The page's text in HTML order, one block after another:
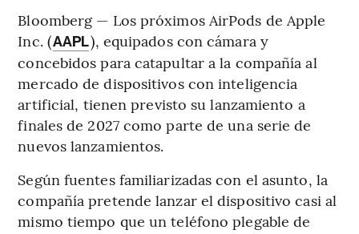
Bloomberg — Los próximos AirPods de Apple
Inc. (AAPL), equipados con cámara y
concebidos para catapultar a la compañía al
mercado de dispositivos con inteligencia
artificial, tienen previsto su lanzamiento a
finales de 2027 como parte de una serie de
nuevos lanzamientos.
Según fuentes familiarizadas con el asunto, la
compañía pretende lanzar el dispositivo casi al
mismo tiempo que un teléfono plegable de